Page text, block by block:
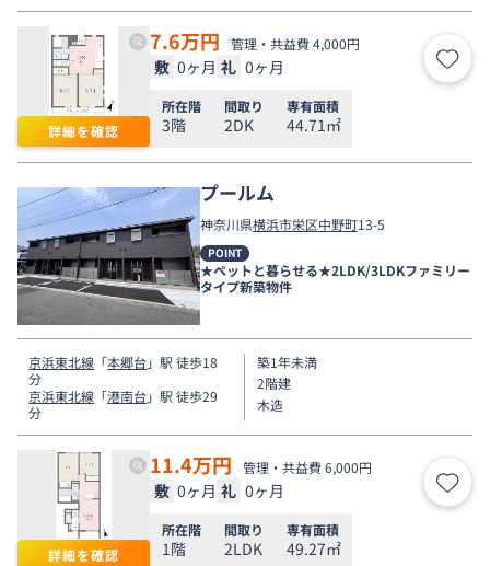
詳細を確認
7.6万円 管理・共益費 4,000円
敷 0ヶ月 礼 0ヶ月 お気
所在階
3階
間取り
2DK
専有面積
44.71㎡
プールム
神奈川県横浜市栄区中野町13-5
POINT
★ペットと暮らせる★2LDK/3LDKファミリー
タイプ新築物件
京浜東北線 「本郷台」駅 徒歩18
分
京浜東北線 「港南台」駅 徒歩29
分
築1年未満
2階建
木造
詳細を確認
11.4万円 管理・共益費 6,000円
敷 0ヶ月 礼 0ヶ月 お気
所在階
1階
間取り
2LDK
専有面積
49.27㎡